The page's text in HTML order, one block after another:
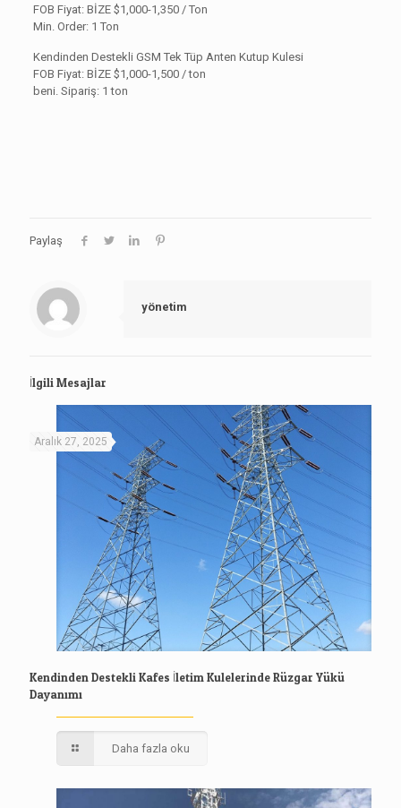
FOB Fiyat: BİZE $1,000-1,350 / Ton
Min. Order: 1 Ton
Kendinden Destekli GSM Tek Tüp Anten Kutup Kulesi
FOB Fiyat: BİZE $1,000-1,500 / ton
beni. Sipariş: 1 ton
Paylaş
yönetim
İlgili Mesajlar
Aralık 27, 2025
Kendinden Destekli Kafes İletim Kulelerinde Rüzgar Yükü
Dayanımı
Daha fazla oku